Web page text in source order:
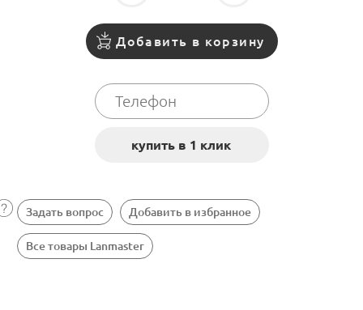
Добавить в корзину
Задать вопрос Добавить в избранное
Все товары Lanmaster